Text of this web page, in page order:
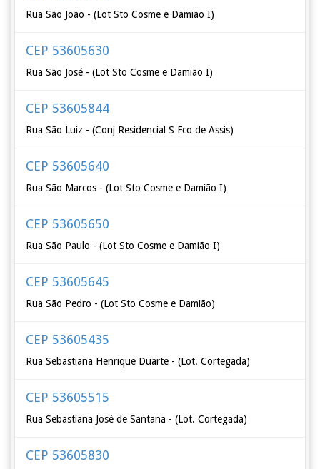
Rua São João - (Lot Sto Cosme e Damião I)
CEP 53605630
Rua São José - (Lot Sto Cosme e Damião I)
CEP 53605844
Rua São Luiz - (Conj Residencial S Fco de Assis)
CEP 53605640
Rua São Marcos - (Lot Sto Cosme e Damião I)
CEP 53605650
Rua São Paulo - (Lot Sto Cosme e Damião I)
CEP 53605645
Rua São Pedro - (Lot Sto Cosme e Damião)
CEP 53605435
Rua Sebastiana Henrique Duarte - (Lot. Cortegada)
CEP 53605515
Rua Sebastiana José de Santana - (Lot. Cortegada)
CEP 53605830